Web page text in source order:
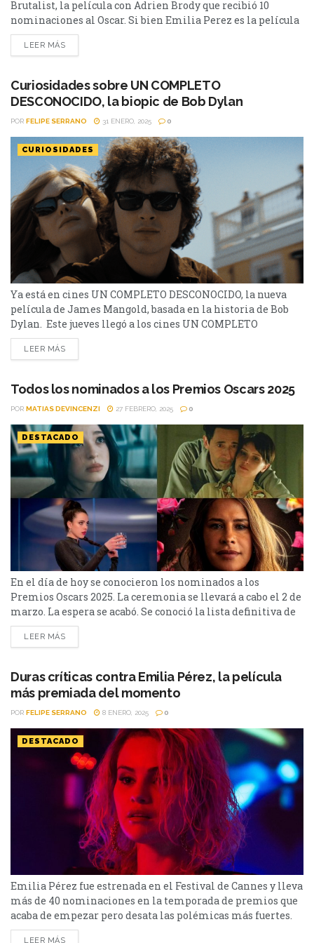
Brutalist, la película con Adrien Brody que recibió 10
nominaciones al Oscar. Si bien Emilia Perez es la película
con más nominaciones al Oscar y está en boca de todos por
los polémicos dichos de su protagonista, discretamente
favorita...
LEER MÁS
Curiosidades sobre UN COMPLETO
DESCONOCIDO, la biopic de Bob Dylan
POR FELIPE SERRANO 31 ENERO, 2025 0
CURIOSIDADES
Ya está en cines UN COMPLETO DESCONOCIDO, la nueva
película de James Mangold, basada en la historia de Bob
Dylan. Este jueves llegó a los cines UN COMPLETO
DESCONOCIDO, la nueva película dirigida por James
Mangold (Ford vs Ferrari) y protagonizada por el actor
corazón de la escena folk de Nueva York de comienzos...
LEER MÁS
Todos los nominados a los Premios Oscars 2025
POR MATIAS DEVINCENZI 27 FEBRERO, 2025 0
DESTACADO
En el día de hoy se conocieron los nominados a los
Premios Oscars 2025. La ceremonia se llevará a cabo el 2 de
marzo. La espera se acabó. Se conoció la lista definitiva de
cada sección para los Premios Oscars 2025. La 97.ª edición
de los Premios Óscar se realizará el próximo 2 de marzo,
LEER MÁS
Duras críticas contra Emilia Pérez, la película
más premiada del momento
POR FELIPE SERRANO 8 ENERO, 2025 0
DESTACADO
Emilia Pérez fue estrenada en el Festival de Cannes y lleva
más de 40 nominaciones en la temporada de premios que
acaba de empezar pero desata las polémicas más fuertes.
Emilia Pérez ha dividido opiniones desde su estreno. La
LEER MÁS